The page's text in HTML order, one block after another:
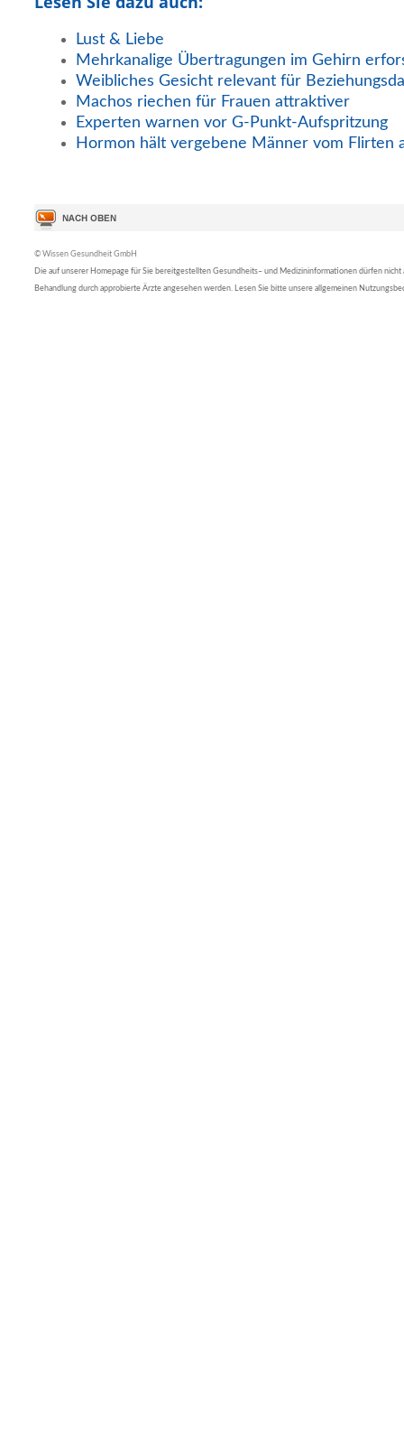
Lust & Liebe
Mehrkanalige Übertragungen im Gehirn
Weibliches Gesicht relevant für
Machos riechen für Frauen attraktiver
Experten warnen vor G-Punkt-Aufspritzung
Hormon hält vergebene Männer vom Flirten
© Wissen Gesundheit GmbH
Die auf unserer Homepage für Sie bereitgestellten Gesundheits– und Medizininformationen dürfen nicht
Behandlung durch approbierte Ärzte angesehen werden. Lesen Sie bitte unsere allgemeinen